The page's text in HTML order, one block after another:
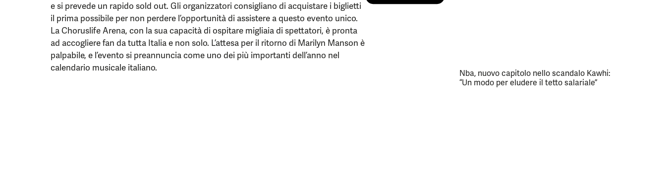
e si prevede un rapido sold out. Gli organizzatori consigliano di acquistare i biglietti
il prima possibile per non perdere l’opportunità di assistere a questo evento unico.
La Choruslife Arena, con la sua capacità di ospitare migliaia di spettatori, è pronta
ad accogliere fan da tutta Italia e non solo. L’attesa per il ritorno di Marilyn Manson è
palpabile, e l’evento si preannuncia come uno dei più importanti dell’anno nel
calendario musicale italiano.
Nba, nuovo capitolo nello scandalo Kawhi:
“Un modo per eludere il tetto salariale”